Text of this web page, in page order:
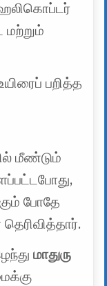
மற்றும்
பறித்த
மீண்டும்
போதே
மாதுரு